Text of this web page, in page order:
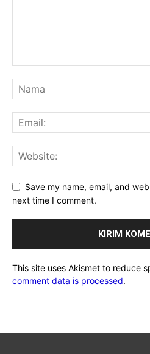
Save my name, email, and
next time I comment.
This site uses Akismet to reduce
comment data is processed.